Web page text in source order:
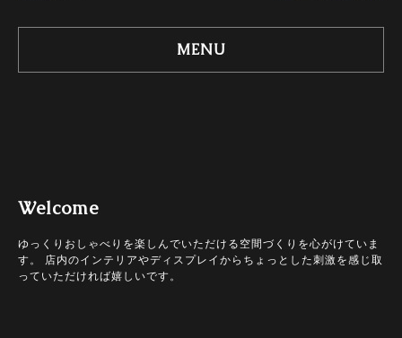
MENU
Welcome
ゆっくりおしゃべりを楽しんでいただける空間づくりを心がけていま
す。 店内のインテリアやディスプレイからちょっとした刺激を感じ取
っていただければ嬉しいです。